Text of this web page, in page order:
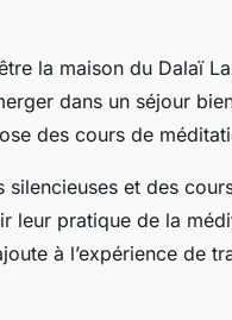
la maison du Dalaï
dans un séjour
des cours de
silencieuses et des
leur pratique de la
à l’expérience de